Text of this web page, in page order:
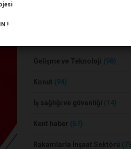
Gelişme ve Teknoloji (98)
Konut (94)
İş sağlığı ve güvenliği (14)
Kent haber (57)
Rakamlarla İnşaat Sektörü
!